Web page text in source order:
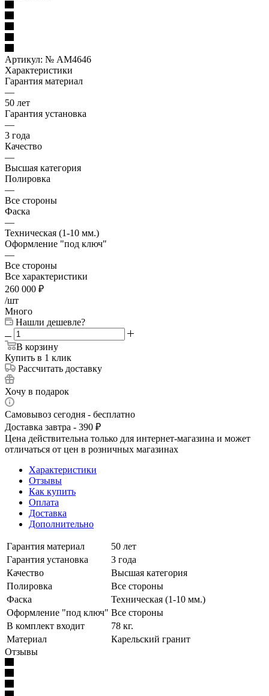
Артикул: № AM4646
Характеристики
Гарантия материал
—
50 лет
Гарантия установка
—
3 года
Качество
—
Высшая категория
Полировка
—
Все стороны
Фаска
—
Техническая (1-10 мм.)
Оформление "под ключ"
—
Все стороны
Все характеристики
260 000 ₽
/шт
Много
Нашли дешевле?
В корзину
Купить в 1 клик
Рассчитать доставку
Хочу в подарок
Самовывоз сегодня - бесплатно
Доставка завтра - 390 ₽
Цена действительна только для интернет-магазина и может
отличаться от цен в розничных магазинах
Характеристики
Отзывы
Как купить
Оплата
Доставка
Дополнительно
Гарантия материал
50 лет
Гарантия установка
3 года
Качество
Высшая категория
Полировка
Все стороны
Фаска
Техническая (1-10 мм.)
Оформление "под ключ" Все стороны
В комплект входит
78 кг.
Материал
Карельский гранит
Отзывы